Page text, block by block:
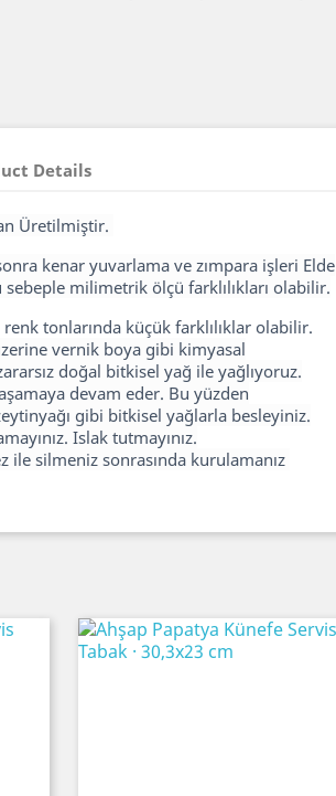
Details
Üretilmiştir.
kenar yuvarlama ve zımpara işleri Elde
sebeple milimetrik ölçü farklılıkları olabilir.
tonlarında küçük farklılıklar olabilir.
vernik boya gibi kimyasal
doğal bitkisel yağ ile yağlıyoruz.
devam eder. Bu yüzden
gibi bitkisel yağlarla besleyiniz.
Islak tutmayınız.
ile silmeniz sonrasında kurulamanız